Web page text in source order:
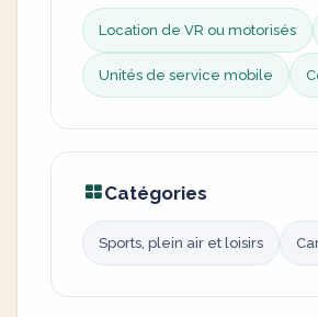
Location de VR ou motorisés
Unités de service mobile
Catégories
Sports, plein air et loisirs